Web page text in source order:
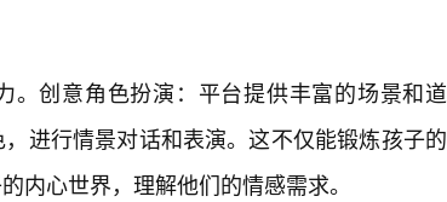
。创意角色扮演：平台提供丰富的场景和道
进行情景对话和表演。这不仅能锻炼孩子的
内心世界，理解他们的情感需求。